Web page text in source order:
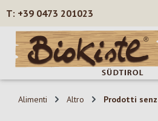
Passa al contenuto principale
+39 0473 201023
Alimenti Altro Prodotti